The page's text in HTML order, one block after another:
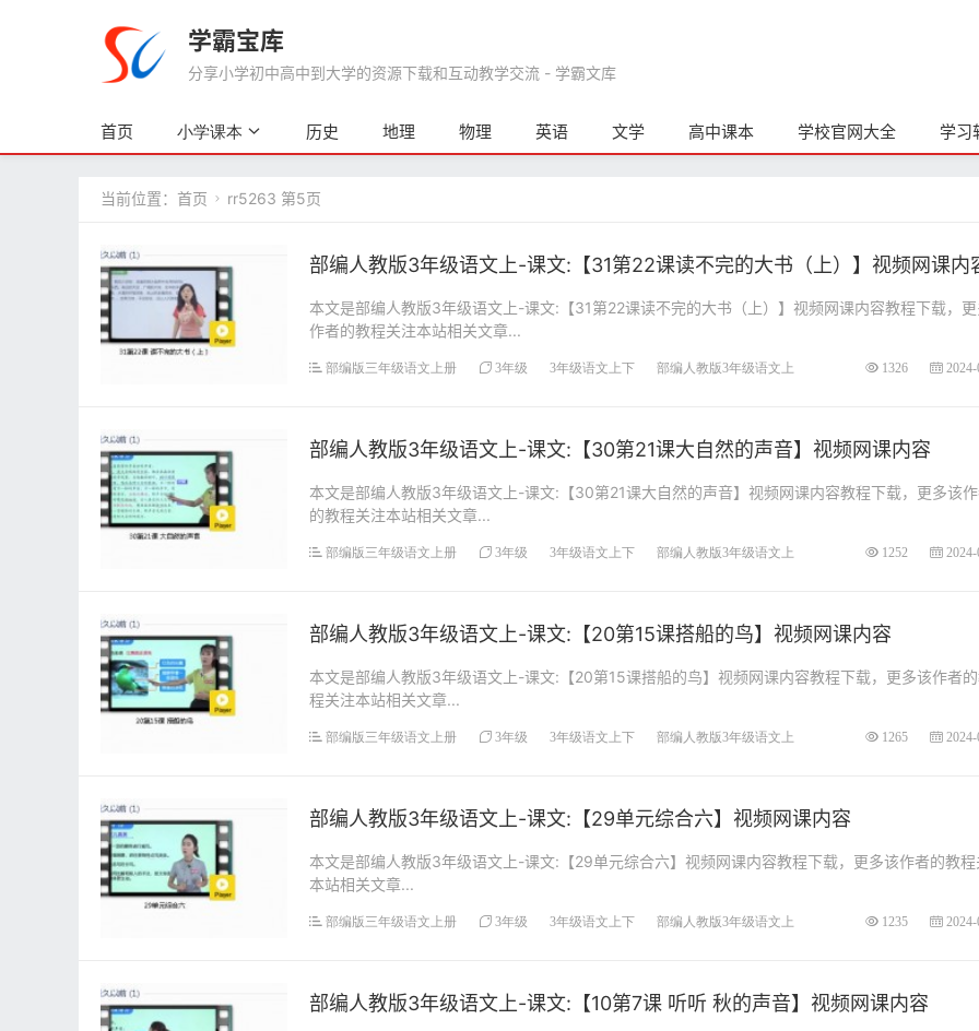
学霸宝库
分享小学初中高中到大学的资源下载和互动教学交流 - 学霸文库
首页 小学课本 历史 地理 物理 英语 文学 高中课本 学校官网大全 学习
当前位置： 首页  rr5263 第5页
部编人教版3年级语文上-课文:【31第22课读不完的大书（上）】视频网课内
本文是部编人教版3年级语文上-课文:【31第22课读不完的大书（上）】视频网课内容教程下载，
作者的教程关注本站相关文章...
部编版三年级语文上册 3年级 3年级语文上下 部编人教版3年级语文上 1326
部编人教版3年级语文上-课文:【30第21课大自然的声音】视频网课内容
本文是部编人教版3年级语文上-课文:【30第21课大自然的声音】视频网课内容教程下载，更多该
的教程关注本站相关文章...
部编版三年级语文上册 3年级 3年级语文上下 部编人教版3年级语文上 1252
部编人教版3年级语文上-课文:【20第15课搭船的鸟】视频网课内容
本文是部编人教版3年级语文上-课文:【20第15课搭船的鸟】视频网课内容教程下载，更多该作者
程关注本站相关文章...
部编版三年级语文上册 3年级 3年级语文上下 部编人教版3年级语文上 1265
部编人教版3年级语文上-课文:【29单元综合六】视频网课内容
本文是部编人教版3年级语文上-课文:【29单元综合六】视频网课内容教程下载，更多该作者的教程
本站相关文章...
部编版三年级语文上册 3年级 3年级语文上下 部编人教版3年级语文上 1235
部编人教版3年级语文上-课文:【10第7课 听听 秋的声音】视频网课内容